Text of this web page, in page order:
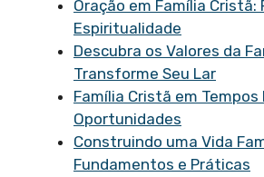
Oração em Família
Espiritualidade
Descubra os Valores da
Transforme Seu Lar
Família Cristã em
Oportunidades
Construindo uma Vida
Fundamentos e Práticas